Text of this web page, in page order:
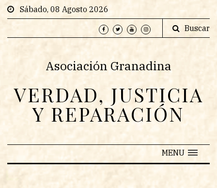
Sábado, 08 Agosto 2026
Buscar
Asociación Granadina
VERDAD, JUSTICIA
Y REPARACIÓN
MENU